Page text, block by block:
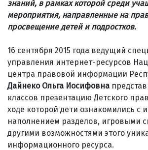
знаний, в рамках которой среди
мероприятия, направленные на
просвещение детей и подростков.
16 сентября 2015 года ведущий
управления интернет-ресурсов
центра правовой информации
Дайнеко Ольга Иосифовна
классов презентацию Детского
ходе которой дети ознакомились
наполнением разделов, игровыми
другими возможностями этого
информационного ресурса.